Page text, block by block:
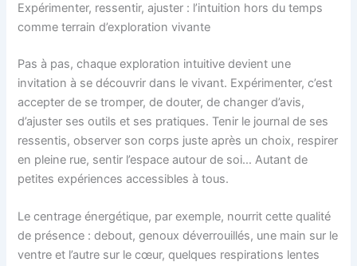
Expérimenter, ressentir, ajuster : l’intuition hors du temps
comme terrain d’exploration vivante
Pas à pas, chaque exploration intuitive devient une
invitation à se découvrir dans le vivant. Expérimenter, c’est
accepter de se tromper, de douter, de changer d’avis,
d’ajuster ses outils et ses pratiques. Tenir le journal de ses
ressentis, observer son corps juste après un choix, respirer
en pleine rue, sentir l’espace autour de soi… Autant de
petites expériences accessibles à tous.
Le centrage énergétique, par exemple, nourrit cette qualité
de présence : debout, genoux déverrouillés, une main sur le
ventre et l’autre sur le cœur, quelques respirations lentes